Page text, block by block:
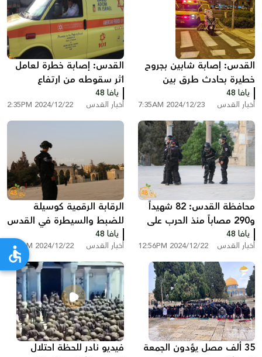
القدس: إصابة شابين بجروح
خطيرة بحادث طرق بين
مركبتين
يافا 48
أخبار القدس 2024/12/23 7:35AM
القدس: إصابة خطرة لعامل
اثر سقوطه من ارتفاع
يافا 48
أخبار القدس 2024/12/22 2:35PM
محافظة القدس: 82 شهيداً
و290 مصاباً منذ الحرب على
غزة
يافا 48
أخبار القدس 2024/12/22 12:56PM
الرقابة الرقمية كوسيلة
للضبط والسيطرة في القدس
منذ السابع من أكتوبر
يافا 48
أخبار القدس 2024/12/22 7:51AM
35 ألف مصل يؤدون الجمعة
فيديو نادر للحظة احتلال